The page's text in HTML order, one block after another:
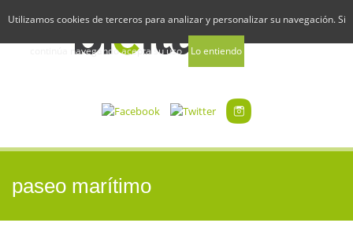
paseo marítimo
Utilizamos cookies de terceros para analizar y personalizar su navegación. Si
continúa navegando acepta su uso Lo entiendo